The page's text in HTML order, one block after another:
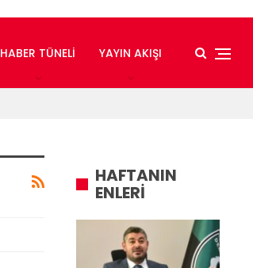
HABER TÜNELI YAYIN AKIŞI
HAFTANIN
ENLERİ